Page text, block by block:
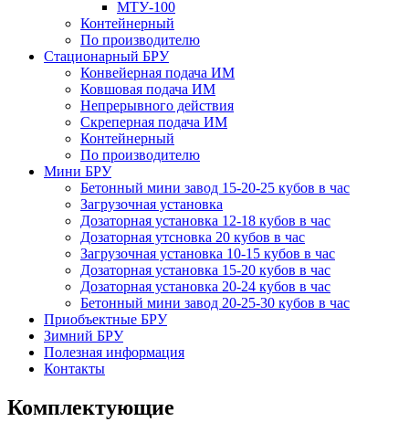
МТУ-100
Контейнерный
По производителю
Стационарный БРУ
Конвейерная подача ИМ
Ковшовая подача ИМ
Непрерывного действия
Скреперная подача ИМ
Контейнерный
По производителю
Мини БРУ
Бетонный мини завод 15-20-25 кубов в час
Загрузочная установка
Дозаторная установка 12-18 кубов в час
Дозаторная утсновка 20 кубов в час
Загрузочная установка 10-15 кубов в час
Дозаторная установка 15-20 кубов в час
Дозаторная установка 20-24 кубов в час
Бетонный мини завод 20-25-30 кубов в час
Приобъектные БРУ
Зимний БРУ
Полезная информация
Контакты
Комплектующие